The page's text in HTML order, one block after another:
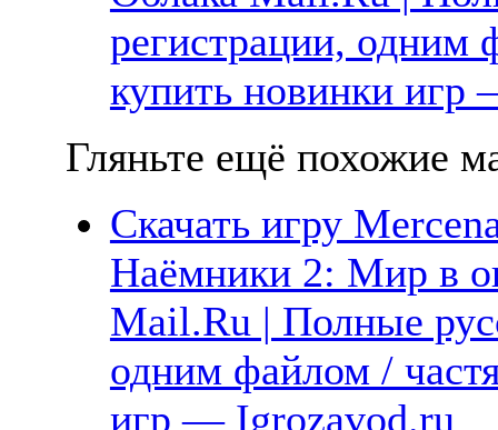
регистрации, одним
купить новинки
Гляньте ещё похожие
Скачать игру
Наёмники 2: Мир в
Mail.Ru | Полные
одним файлом /
игр — Igrozavod.ru